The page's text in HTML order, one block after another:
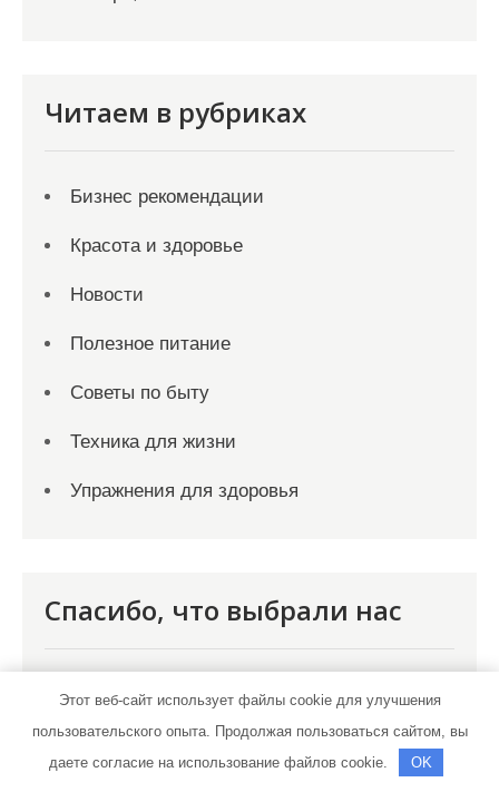
Читаем в рубриках
Бизнес рекомендации
Красота и здоровье
Новости
Полезное питание
Советы по быту
Техника для жизни
Упражнения для здоровья
Спасибо, что выбрали нас
Этот веб-сайт использует файлы cookie для улучшения
пользовательского опыта. Продолжая пользоваться сайтом, вы
даете согласие на использование файлов cookie.
OK